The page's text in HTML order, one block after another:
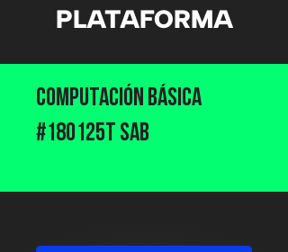
PLATAFORMA
Computación Básica
#180125T Sab